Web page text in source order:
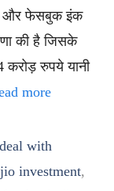
और फेसबुक इंक
की है जिसके
करोड़ रुपये यानी
more
with
investment,